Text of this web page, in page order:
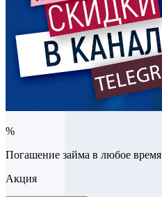
%
Погашение займа в любое время
Акция